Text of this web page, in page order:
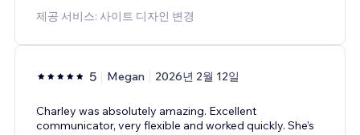
제공 서비스: 사이트 디자인 변경
5 Megan 2026년 2월 12일
Charley was absolutely amazing. Excellent
communicator, very flexible and worked quickly. She’s